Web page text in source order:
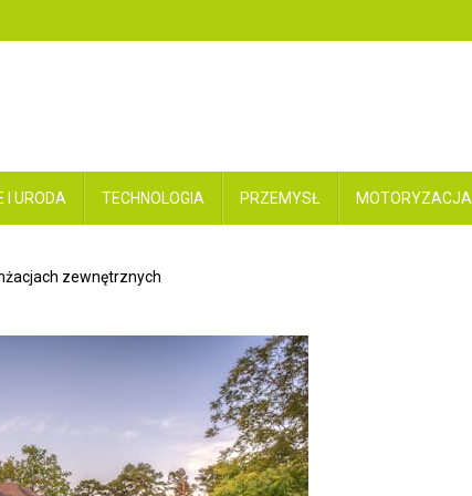
I URODA TECHNOLOGIA PRZEMYSŁ MOTORYZACJA
zewnętrznych